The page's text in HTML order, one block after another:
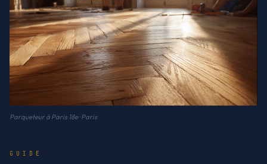
Parqueteur à Paris 18e · Paris
GUIDE